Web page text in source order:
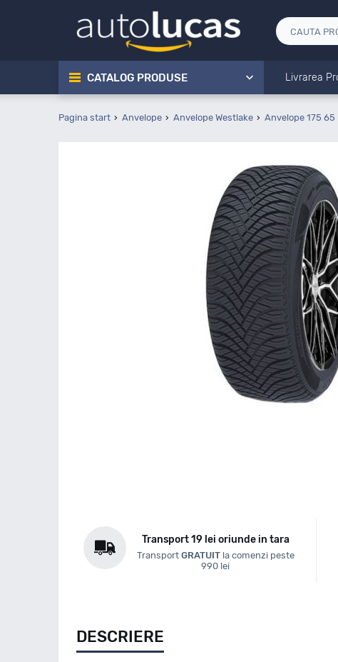
CATALOG PRODUSE Livrarea
Pagina start Anvelope Anvelope Westlake Anvelope 175 65
Transport 19 lei oriunde in tara
Transport GRATUITla comenzi peste
990 lei
DESCRIERE